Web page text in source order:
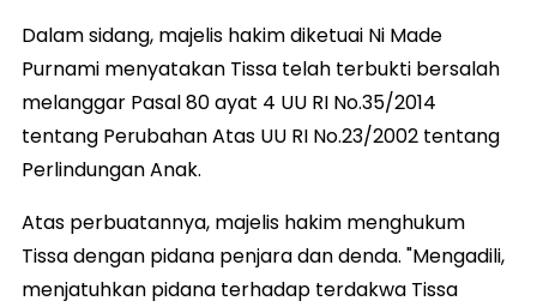
Dalam sidang, majelis hakim diketuai Ni Made
Purnami menyatakan Tissa telah terbukti bersalah
melanggar Pasal 80 ayat 4 UU RI No.35/2014
tentang Perubahan Atas UU RI No.23/2002 tentang
Perlindungan Anak.
Atas perbuatannya, majelis hakim menghukum
Tissa dengan pidana penjara dan denda. "Mengadili,
menjatuhkan pidana terhadap terdakwa Tissa